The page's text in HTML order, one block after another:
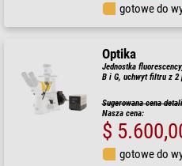
gotowe do
Optika
Jednostka
B i G, uchwyt filtru z 2
Sugerowana cena
Nasza cena:
$
gotowe do